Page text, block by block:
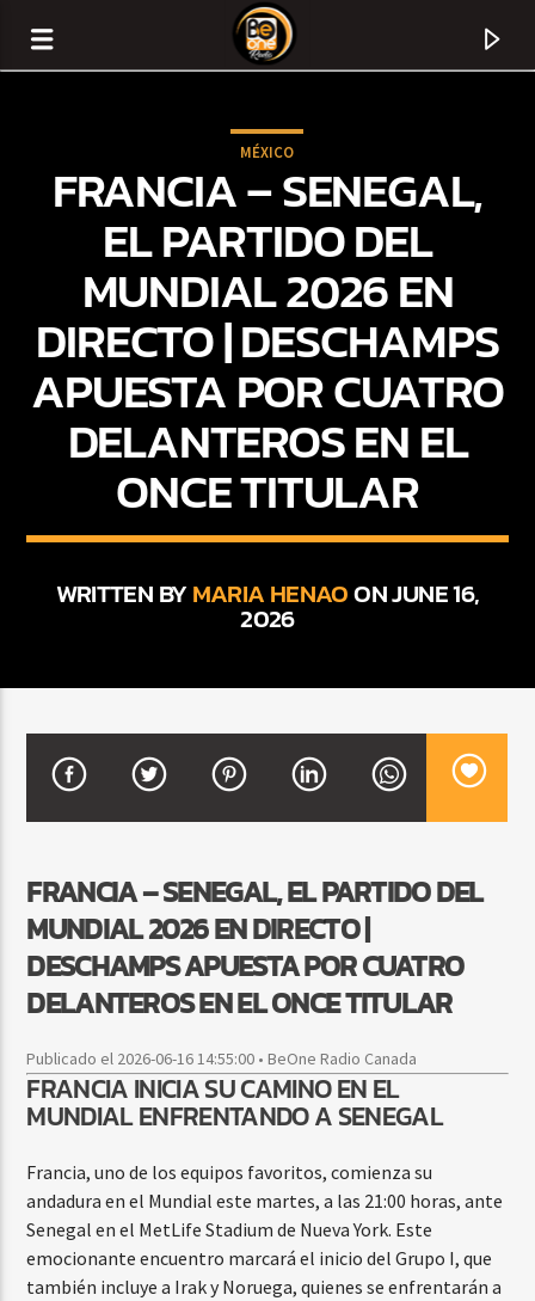
CURRENT TRACK
MÉXICO
FRANCIA – SENEGAL,
EL PARTIDO DEL
MUNDIAL 2026 EN
DIRECTO | DESCHAMPS
APUESTA POR CUATRO
DELANTEROS EN EL
ONCE TITULAR
WRITTEN BYMARIA HENAOON JUNE 16,
2026
FRANCIA – SENEGAL, EL PARTIDO DEL
MUNDIAL 2026 EN DIRECTO |
DESCHAMPS APUESTA POR CUATRO
DELANTEROS EN EL ONCE TITULAR
Publicado el 2026-06-16 14:55:00 • BeOne Radio Canada
FRANCIA INICIA SU CAMINO EN EL
MUNDIAL ENFRENTANDO A SENEGAL
Francia, uno de los equipos favoritos, comienza su
andadura en el Mundial este martes, a las 21:00 horas, ante
Senegal en el MetLife Stadium de Nueva York. Este
emocionante encuentro marcará el inicio del Grupo I, que
también incluye a Irak y Noruega, quienes se enfrentarán a